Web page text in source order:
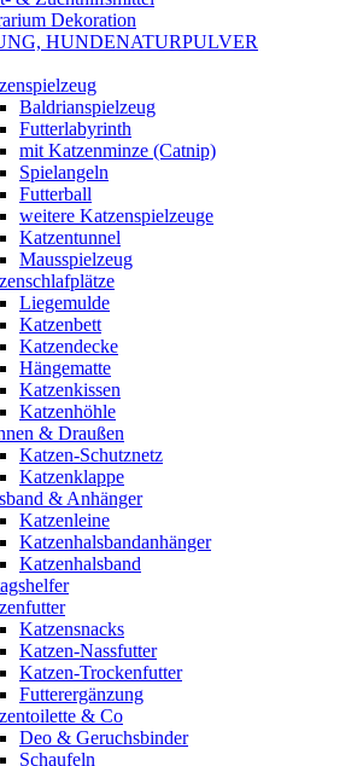
Dekoration
HUNDENATURPULVER
Baldrianspielzeug
Futterlabyrinth
mit Katzenminze (Catnip)
Spielangeln
Futterball
weitere Katzenspielzeuge
Katzentunnel
Mausspielzeug
Liegemulde
Katzenbett
Katzendecke
Hängematte
Katzenkissen
Katzenhöhle
& Draußen
Katzen-Schutznetz
Katzenklappe
& Anhänger
Katzenleine
Katzenhalsbandanhänger
Katzenhalsband
Katzensnacks
Katzen-Nassfutter
Katzen-Trockenfutter
Futterergänzung
& Co
Deo & Geruchsbinder
Schaufeln